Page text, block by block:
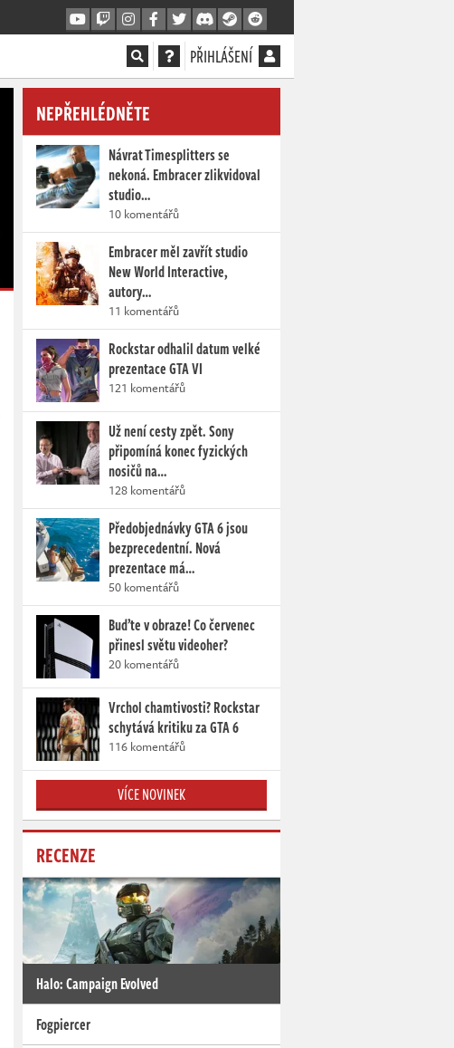
PŘIHLÁŠENÍ
NEPŘEHLÉDNĚTE
Návrat Timesplitters se
nekoná. Embracer zlikvidoval
studio…
10 komentářů
Embracer měl zavřít studio
New World Interactive,
autory…
11 komentářů
Rockstar odhalil datum velké
prezentace GTA VI
121 komentářů
Už není cesty zpět. Sony
připomíná konec fyzických
nosičů na…
128 komentářů
Předobjednávky GTA 6 jsou
bezprecedentní. Nová
prezentace má…
50 komentářů
Buďte v obraze! Co červenec
přinesl světu videoher?
20 komentářů
Vrchol chamtivosti? Rockstar
schytává kritiku za GTA 6
116 komentářů
VÍCE NOVINEK
RECENZE
Halo: Campaign Evolved
Fogpiercer